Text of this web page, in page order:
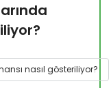
nasıl gösteriliyor?